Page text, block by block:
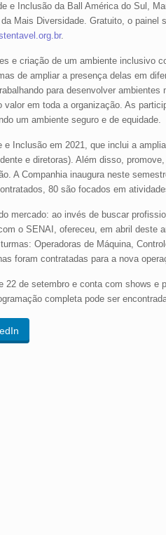
e Inclusão da Ball América do Sul,
Mais Diversidade. Gratuito, o
.
e criação de um ambiente inclusivo
de ampliar a presença delas em
para desenvolver
em toda a organização. As
um ambiente seguro e de equidade.
Inclusão em 2021, que inclui a
e diretoras). Além disso,
A Companhia inaugura neste
80 são focados em
mercado: ao invés de buscar
o SENAI, ofereceu, em abril deste
Operadoras de Máquina,
foram contratadas para a nova
de setembro e conta com shows e
completa pode ser